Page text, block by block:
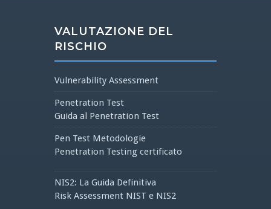
VALUTAZIONE DEL
RISCHIO
Vulnerability Assessment
Penetration Test
Guida al Penetration Test
Pen Test Metodologie
Penetration Testing certificato
NIS2: La Guida Definitiva
Risk Assessment NIST e NIS2